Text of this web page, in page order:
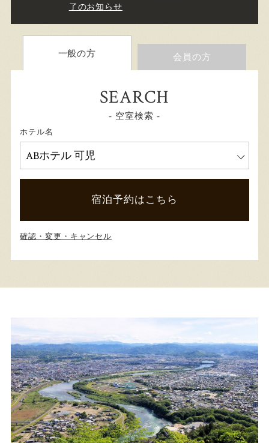
了のお知らせ
一般の方 会員の方
SEARCH
- 空室検索 -
ホテル名
宿泊予約はこちら
確認・変更・キャンセル